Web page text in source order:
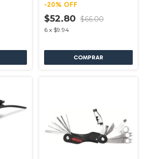
-20% OFF
$52.80 $66.00
6 x $9.94